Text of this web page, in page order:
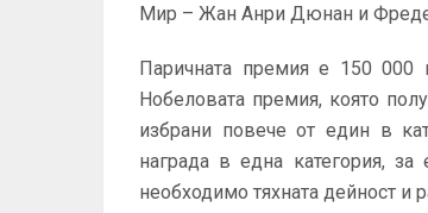
Мир – Жан Анри Дюнан и
Паричната премия е 150 000
Нобеловата премия, която
избрани повече от един в
награда в една категория,
необходимо тяхната дейност и